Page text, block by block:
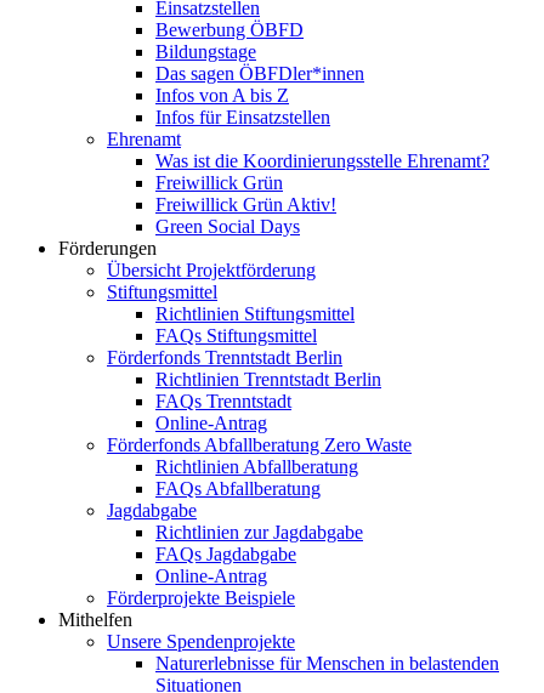
Einsatzstellen
Bewerbung ÖBFD
Bildungstage
Das sagen ÖBFDler*innen
Infos von A bis Z
Infos für Einsatzstellen
Ehrenamt
Was ist die Koordinierungsstelle Ehrenamt?
Freiwillick Grün
Freiwillick Grün Aktiv!
Green Social Days
Förderungen
Übersicht Projektförderung
Stiftungsmittel
Richtlinien Stiftungsmittel
FAQs Stiftungsmittel
Förderfonds Trenntstadt Berlin
Richtlinien Trenntstadt Berlin
FAQs Trenntstadt
Online-Antrag
Förderfonds Abfallberatung Zero Waste
Richtlinien Abfallberatung
FAQs Abfallberatung
Jagdabgabe
Richtlinien zur Jagdabgabe
FAQs Jagdabgabe
Online-Antrag
Förderprojekte Beispiele
Mithelfen
Unsere Spendenprojekte
Naturerlebnisse für Menschen in belastenden
Situationen